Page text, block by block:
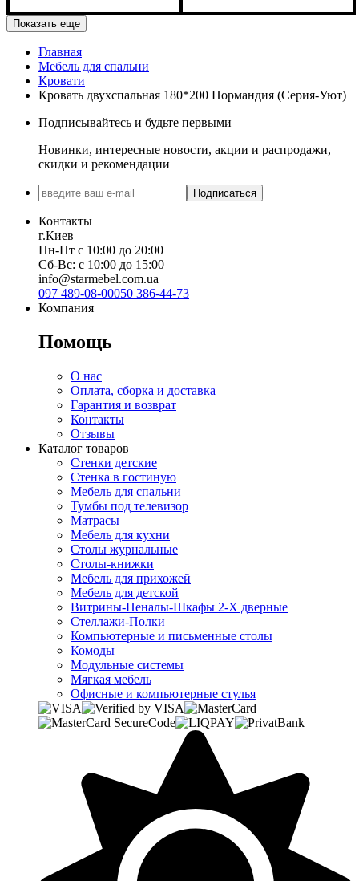
Ширина: 166 см
Высота: 86 см
Глубина: 232 см
Ширина: 146 см
Показать еще
Главная
Мебель для спальни
Кровати
Кровать двухспальная 180*200 Нормандия (Серия-Уют)
Подписывайтесь и будьте первыми
Новинки, интересные новости, акции и распродажи,
скидки и рекомендации
Подписаться
Контакты
г.Киев
Пн-Пт с 10:00 до 20:00
Сб-Вс: с 10:00 до 15:00
info@starmebel.com.ua
097 489-08-00050 386-44-73
Компания
Помощь
О нас
Оплата, сборка и доставка
Гарантия и возврат
Контакты
Отзывы
Каталог товаров
Стенки детские
Стенка в гостиную
Мебель для спальни
Тумбы под телевизор
Матрасы
Мебель для кухни
Столы журнальные
Столы-книжки
Мебель для прихожей
Мебель для детской
Витрины-Пеналы-Шкафы 2-Х дверные
Стеллажи-Полки
Компьютерные и письменные столы
Комоды
Модульные системы
Мягкая мебель
Офисные и компьютерные стулья